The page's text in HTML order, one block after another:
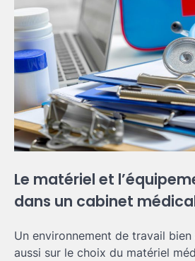
Le matériel et
dans un cabinet
Un environnement de travail
aussi sur le choix du matériel